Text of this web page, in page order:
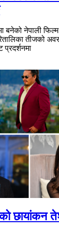
बनेको नेपाली
तीजको
छायांकन